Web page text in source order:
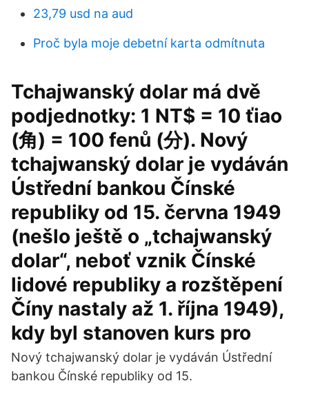
23,79 usd na aud
Proč byla moje debetní karta odmítnuta
Tchajwanský dolar má dvě
podjednotky: 1 NT$ = 10 ťiao
(角) = 100 fenů (分). Nový
tchajwanský dolar je vydáván
Ústřední bankou Čínské
republiky od 15. června 1949
(nešlo ještě o „tchajwanský
dolar“, neboť vznik Čínské
lidové republiky a rozštěpení
Číny nastaly až 1. října 1949),
kdy byl stanoven kurs pro
Nový tchajwanský dolar je vydáván Ústřední
bankou Čínské republiky od 15.